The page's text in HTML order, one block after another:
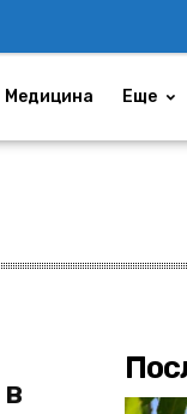
Медицина Еще